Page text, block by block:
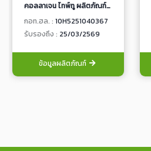
คอลลาเจน ไทพ์ทู ผลิตภัณฑ์เสริมอาหาร ชนิดแคปซูลแข็ง
กอท.ฮล. : 10H5251040367
รับรองถึง : 25/03/2569
ข้อมูลผลิตภัณฑ์